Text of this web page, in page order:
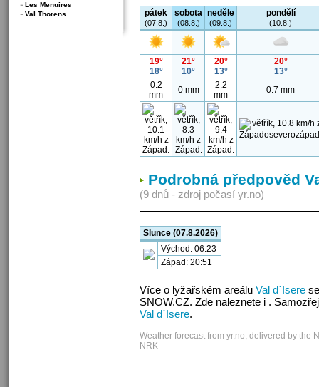
pátek
(07.8.)
sobota
(08.8.)
neděle
(09.8.)
pondělí
(10.8.)
19°
18°
21°
10°
20°
13°
20°
13°
0.2
mm
0 mm
2.2
mm
0.7 mm
Podrobná předpověd
(9 dnů - zdroj počasí yr.no)
Slunce (07.8.2026)
Východ: 06:23
Západ: 20:51
Více o lyžařském areálu Val d´Isere
SNOW.CZ. Zde naleznete i .
Val d´Isere.
Weather forecast from yr.no, delivered by the
NRK
Les Menuires
Val Thorens